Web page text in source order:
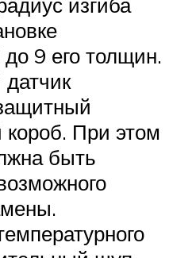
до 9 его толщин.
При этом
быть